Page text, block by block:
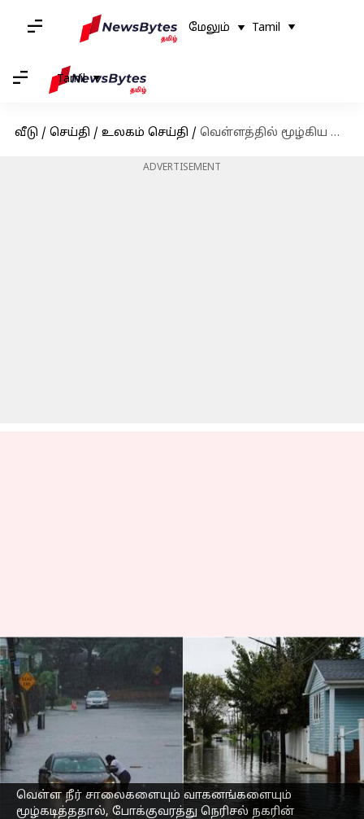
மேலும் Tamil
Tamil
வீடு / செய்தி / உலகம் செய்தி / வெள்ளத்தில் மூழ்கிய நியூயார்க் நகரம்: மெட்ரோ மற்றும் விமான போக்குவரத்து கடுமையாக பாதிப்பு
ADVERTISEMENT
வெள்ள நீர் சாலைகளையும் வாகனங்களையும்
மூழ்கடித்ததால், போக்குவரத்து நெரிசல் நகரின்
வெள்ளத்தில் மூழ்கிய
நியூயார்க் நகரம்: மெட்ரோ
மற்றும் விமான
போக்குவரத்து
கடுமையாக பாதிப்பு
எழுதியவர் Sindhuja SM Sep 30, 2023 10:46 am